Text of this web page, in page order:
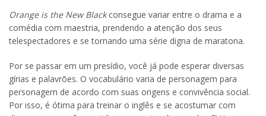
Orange is the New Blackconsegue variar entre o drama e a
comédia com maestria, prendendo a atenção dos seus
telespectadores e se tornando uma série digna de maratona.
Por se passar em um presídio, você já pode esperar diversas
gírias e palavrões. O vocabulário varia de personagem para
personagem de acordo com suas origens e convivência social.
Por isso, é ótima para treinar o inglês e se acostumar com